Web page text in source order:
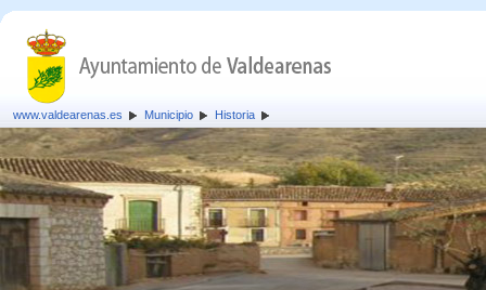
www.valdearenas.es Municipio Historia